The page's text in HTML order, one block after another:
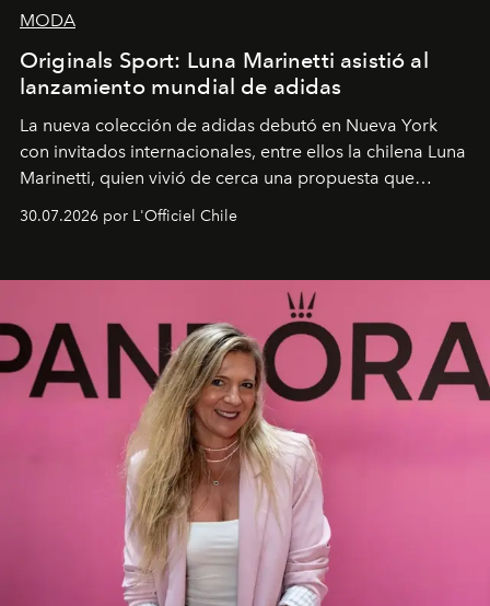
MODA
Originals Sport: Luna Marinetti asistió al
lanzamiento mundial de adidas
La nueva colección de adidas debutó en Nueva York
con invitados internacionales, entre ellos la chilena Luna
Marinetti, quien vivió de cerca una propuesta que
fusiona moda y rendimiento.
30.07.2026 por L'Officiel Chile